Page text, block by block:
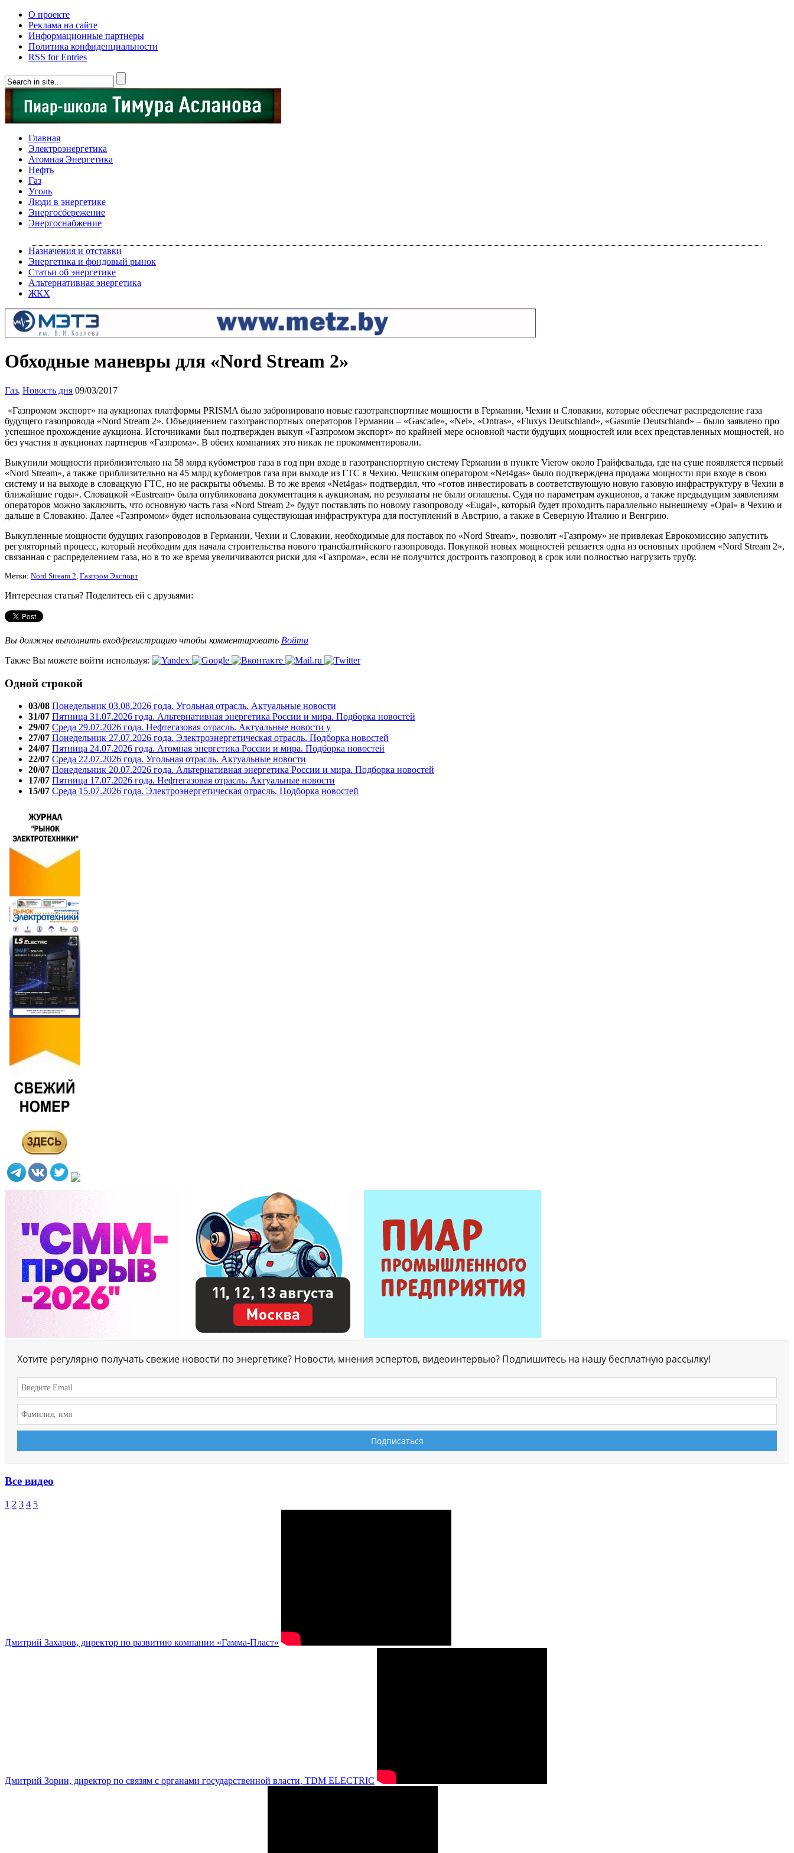
О проекте
Реклама на сайте
Информационные партнеры
Политика конфиденциальности
RSS for Entries
Главная
Электроэнергетика
Атомная Энергетика
Нефть
Газ
Уголь
Люди в энергетике
Энергосбережение
Энергоснабжение
Назначения и отставки
Энергетика и фондовый рынок
Статьи об энергетике
Альтернативная энергетика
ЖКХ
Обходные маневры для «Nord Stream 2»
Газ, Новость дня 09/03/2017
«Газпромом экспорт» на аукционах платформы PRISMA было забронировано новые газотранспортные мощности в Германии, Чехии и Словакии, которые обеспечат распределение газа
будущего газопровода «Nord Stream 2». Объединением газотранспортных операторов Германии – «Gascade», «Nel», «Ontras», «Fluxys Deutschland», «Gasunie Deutschland» – было заявлено про
успешное прохождение аукциона. Источниками был подтвержден выкуп «Газпромом экспорт» по крайней мере основной части будущих мощностей или всех представленных мощностей, но
без участия в аукционах партнеров «Газпрома». В обеих компаниях это никак не прокомментировали.
Выкупили мощности приблизительно на 58 млрд кубометров газа в год при входе в газотранспортную систему Германии в пункте Vierow около Грайфсвальда, где на суше появляется первый
«Nord Stream», а также приблизительно на 45 млрд кубометров газа при выходе из ГТС в Чехию. Чешским оператором «Net4gas» было подтверждена продажа мощности при входе в свою
систему и на выходе в словацкую ГТС, но не раскрыты объемы. В то же время «Net4gas» подтвердил, что «готов инвестировать в соответствующую новую газовую инфраструктуру в Чехии в
ближайшие годы». Словацкой «Eustream» была опубликована документация к аукционам, но результаты не были оглашены. Судя по параметрам аукционов, а также предыдущим заявлениям
операторов можно заключить, что основную часть газа «Nord Stream 2» будут поставлять по новому газопроводу «Eugal», который будет проходить параллельно нынешнему «Opal» в Чехию и
дальше в Словакию. Далее «Газпромом» будет использована существующая инфраструктура для поступлений в Австрию, а также в Северную Италию и Венгрию.
Выкупленные мощности будущих газопроводов в Германии, Чехии и Словакии, необходимые для поставок по «Nord Stream», позволят «Газпрому» не привлекая Еврокомиссию запустить
регуляторный процесс, который необходим для начала строительства нового трансбалтийского газопровода. Покупкой новых мощностей решается одна из основных проблем «Nord Stream 2»,
связанная с распределением газа, но в то же время увеличиваются риски для «Газпрома», если не получится достроить газопровод в срок или полностью нагрузить трубу.
Метки: Nord Stream 2, Газпром Экспорт
Интересная статья? Поделитесь ей с друзьями:
Вы должны выполнить вход/регистрацию чтобы комментировать Войти
Также Вы можете войти используя:
Одной строкой
03/08 Понедельник 03.08.2026 года. Угольная отрасль. Актуальные новости
31/07 Пятница 31.07.2026 года. Альтернативная энергетика России и мира. Подборка новостей
29/07 Среда 29.07.2026 года. Нефтегазовая отрасль. Актуальные новости у
27/07 Понедельник 27.07.2026 года. Электроэнергетическая отрасль. Подборка новостей
24/07 Пятница 24.07.2026 года. Атомная энергетика России и мира. Подборка новостей
22/07 Среда 22.07.2026 года. Угольная отрасль. Актуальные новости
20/07 Понедельник 20.07.2026 года. Альтернативная энергетика России и мира. Подборка новостей
17/07 Пятница 17.07.2026 года. Нефтегазовая отрасль. Актуальные новости
15/07 Среда 15.07.2026 года. Электроэнергетическая отрасль. Подборка новостей
Хотите регулярно получать свежие новости по энергетике? Новости, мнения эспертов, видеоинтервью? Подпишитесь на нашу бесплатную рассылку!
Все видео
1 2 3 4 5
Дмитрий Захаров, директор по развитию компании «Гамма-Пласт»
Дмитрий Зорин, директор по связям с органами государственной власти, TDM ELECTRIC